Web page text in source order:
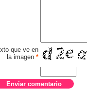
que ve en
la imagen *